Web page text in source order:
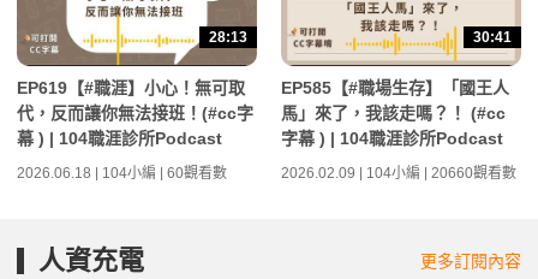
28:13
EP619【#職涯】小心！無可取
代，反而讓你無法接班！(#cc字
幕 ) | 104職涯診所Podcast
2026.06.18 | 104小編 | 60觀看數
30:41
EP585【#職場生存】「國王人
馬」來了，我該走嗎？！ (#cc
字幕 ) | 104職涯診所Podcast
2026.02.09 | 104小編 | 20660觀看數
人資充電 更多訂閱內容